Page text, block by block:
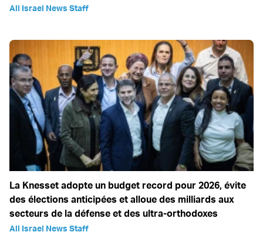
All Israel News Staff
La Knesset adopte un budget record pour 2026, évite
des élections anticipées et alloue des milliards aux
secteurs de la défense et des ultra-orthodoxes
All Israel News Staff